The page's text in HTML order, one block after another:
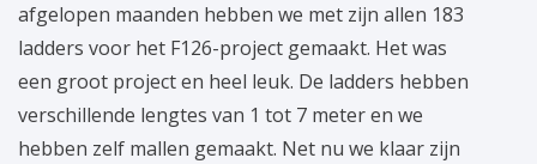
afgelopen maanden hebben we met zijn allen 183
ladders voor het F126-project gemaakt. Het was
een groot project en heel leuk. De ladders hebben
verschillende lengtes van 1 tot 7 meter en we
hebben zelf mallen gemaakt. Net nu we klaar zijn